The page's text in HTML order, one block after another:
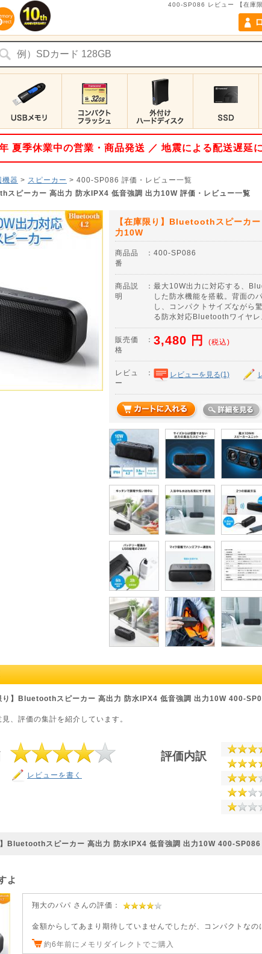
400-SP086 レビュー 【在庫
夏季休業中の営業・商品発送 ／ 地震による配送遅延
機器 > スピーカー > 400-SP086 評価・レビュー一覧
スピーカー 高出力 防水IPX4 低音強調 出力10W 評価・レビュー一覧
【在庫限り】Bluetoothスピーカ
力10W
商品品
番
：400-SP086
商品説
明
：最大10W出力に対応する、
した防水機能を搭載。背面の
し、コンパクトサイズながら
る防水対応Bluetoothワイヤレ
販売価
格
：3,480 円 (税込)
レビュ
ー
： レビューを見る(1)
り】Bluetoothスピーカー 高出力 防水IPX4 低音強調 出力10W 400-
、評価の集計を紹介しています。
レビューを書く
評価内訳
】Bluetoothスピーカー 高出力 防水IPX4 低音強調 出力10W 400-SP086
よ
翔大のパパ さんの評価：
金額からしてあまり期待していませんでしたが、コンパクトなの
約6年前にメモリダイレクトでご購入